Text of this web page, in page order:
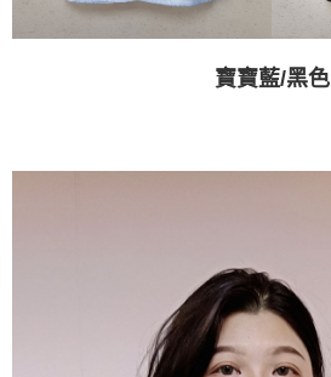
寶寶藍/黑色